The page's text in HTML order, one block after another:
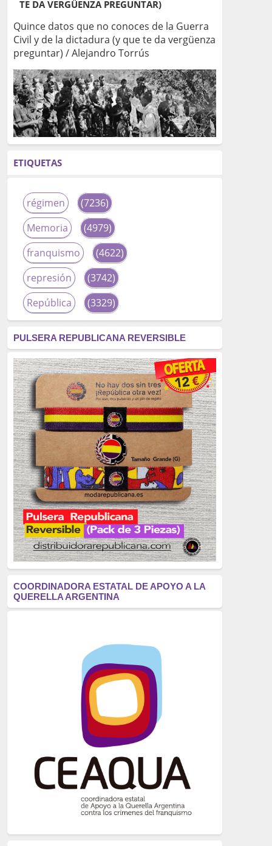
TE DA VERGÜENZA PREGUNTAR)
Quince datos que no conoces de la Guerra
Civil y de la dictadura (y que te da vergüenza
preguntar) / Alejandro Torrús
ETIQUETAS
régimen
(7236)
Memoria
(4979)
franquismo
(4622)
represión
(3742)
República
(3329)
fascismo
(2677)
tardofranquismo
(2320)
Actualidad
(2319)
monarquía
(2253)
borbones
(2176)
Cultura
(2163)
Guerra
(1674)
genocidio
(1234)
mujer
(1070)
Eventos
(914)
Crímenes del franquismo
(721)
(699)
(607)
neofranquismo
(567)
Justicia Universal
Derechos Humanos
(522)
Nacionalcatolicismo
(514)
PULSERA REPUBLICANA REVERSIBLE
COORDINADORA ESTATAL DE APOYO A LA
QUERELLA ARGENTINA